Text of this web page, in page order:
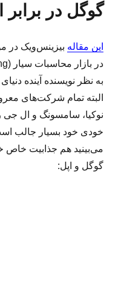
گوگل در برابر
این مقاله بیزینس‌ویک در
به نظر نویسنده آینده
البته تمام شرکت‌های
نوکیا، سامسونگ و ال جی
خودی خود بسیار جالب
می‌بینید هم جذابیت خاص
گوگل و اپل: